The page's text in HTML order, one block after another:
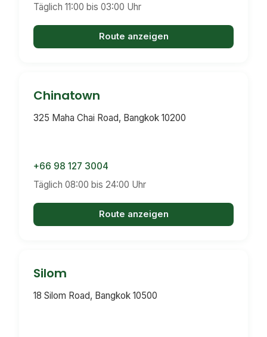
Täglich 11:00 bis 03:00 Uhr
Route anzeigen
Chinatown
325 Maha Chai Road, Bangkok 10200
+66 98 127 3004
Täglich 08:00 bis 24:00 Uhr
Route anzeigen
Silom
18 Silom Road, Bangkok 10500